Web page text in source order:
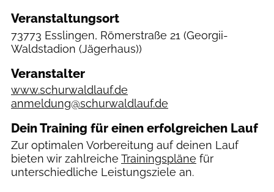
Veranstaltungsort
73773 Esslingen, Römerstraße 21 (Georgii-
Waldstadion (Jägerhaus))
Veranstalter
www.schurwaldlauf.de
anmeldung@schurwaldlauf.de
Dein Training für einen erfolgreichen Lauf
Zur optimalen Vorbereitung auf deinen Lauf
bieten wir zahlreiche Trainingspläne für
unterschiedliche Leistungsziele an.